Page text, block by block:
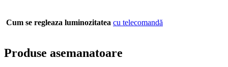
Cum se regleaza luminozitatea cu telecomandă
Produse asemanatoare